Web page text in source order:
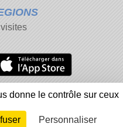
visites
des cookies
un contenu inapproprié
Connexion
donne le contrôle sur ceux
Personnaliser